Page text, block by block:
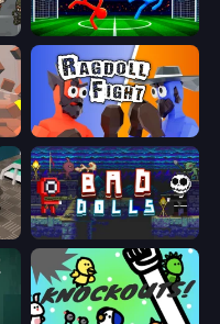
Ragdoll Soccer 2 Players
Ragdoll Fight
Bad Dolls